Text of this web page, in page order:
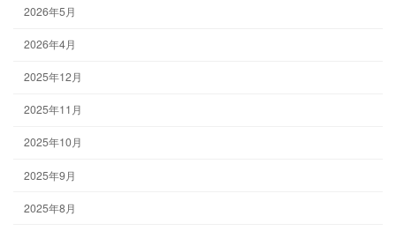
2026年5月
2026年4月
2025年12月
2025年11月
2025年10月
2025年9月
2025年8月